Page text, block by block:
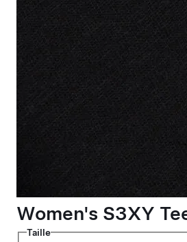
Women's S3XY
Taille